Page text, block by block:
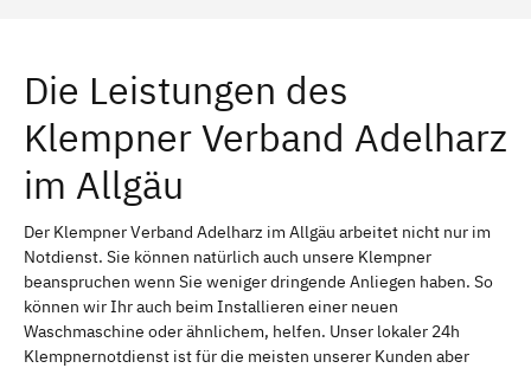
Die Leistungen des
Klempner Verband Adelharz
im Allgäu
Der Klempner Verband Adelharz im Allgäu arbeitet nicht nur im
Notdienst. Sie können natürlich auch unsere Klempner
beanspruchen wenn Sie weniger dringende Anliegen haben. So
können wir Ihr auch beim Installieren einer neuen
Waschmaschine oder ähnlichem, helfen. Unser lokaler 24h
Klempnernotdienst ist für die meisten unserer Kunden aber